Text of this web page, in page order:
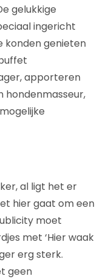
gelukkige
ingericht
konden genieten
apporteren
hondenmasseur,
al ligt het er
hier gaat om een
moet
met ‘Hier waak
erg sterk.
geen